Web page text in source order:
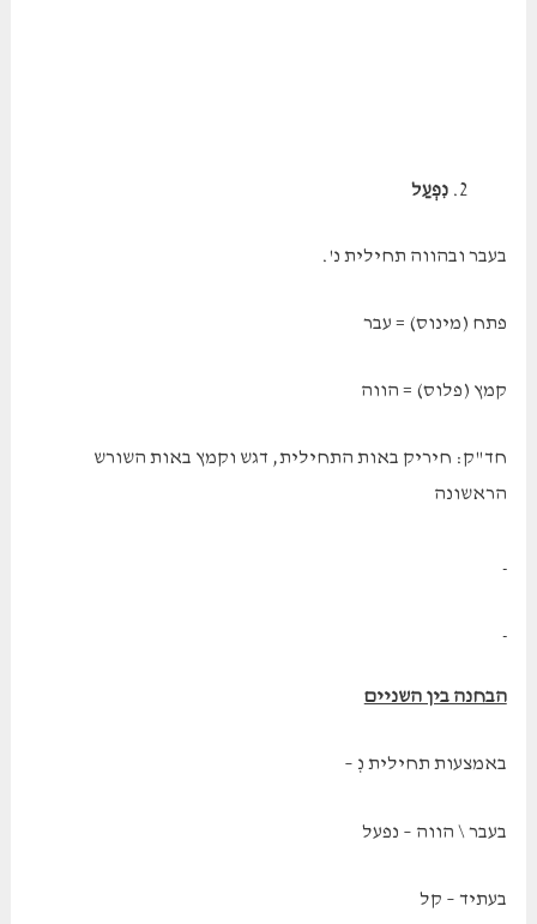
נִפְעַל
בעבר ובהווה תחילית נ'.
פתח (מינוס) = עבר
קמץ (פלוס) = הווה
חד"ק: חיריק באות התחילית, דגש וקמץ באות השורש
הראשונה
הבחנה בין השניים
באמצעות תחילית נׅ –
בעבר \ הווה – נפעל
בעתיד – קל